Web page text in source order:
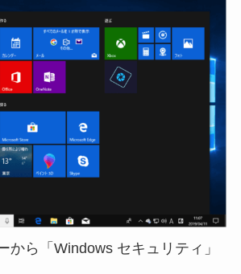
から「Windows セキュリティ」